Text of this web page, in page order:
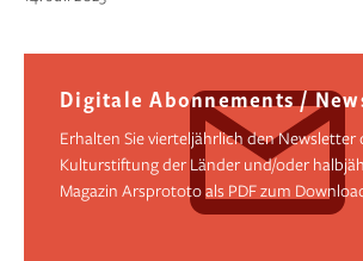
Digitale Abonnements /
Erhalten Sie vierteljährlich den Newsletter
Kulturstiftung der Länder und/oder
Magazin Arsprototo als PDF zum